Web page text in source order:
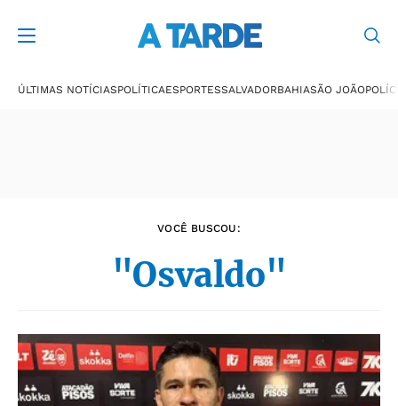
ÚLTIMAS NOTÍCIASPOLÍTICAESPORTESSALVADORBAHIASÃO JOÃO
VOCÊ BUSCOU:
"Osvaldo"